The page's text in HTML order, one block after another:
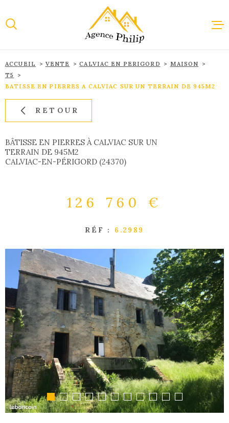
la
au
menu
au
contenu
NOUS
ACCUEIL VENTE CALVIAC EN PERIGORD
MAISON
T5
BATISSE EN PIERRES A CALVIAC SUR UN TERRAIN DE 945M2
RETOUR
BÂTISSE EN PIERRES À CALVIAC SUR UN
TERRAIN DE 945M2
CALVIAC-EN-PÉRIGORD (24370)
126 760 €
RÉF : 6.2989